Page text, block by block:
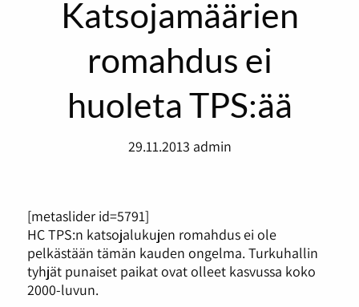
Katsojamäärien
romahdus ei
huoleta TPS:ää
29.11.2013 admin
[metaslider id=5791]
HC TPS:n katsojalukujen romahdus ei ole
pelkästään tämän kauden ongelma. Turkuhallin
tyhjät punaiset paikat ovat olleet kasvussa koko
2000-luvun.